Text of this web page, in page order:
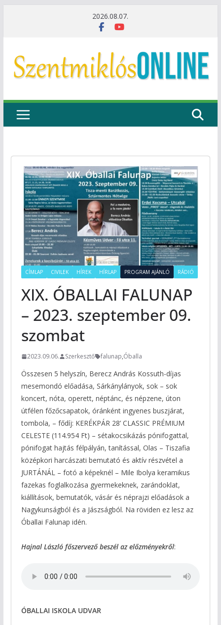
2026.08.07.
CÍMLAP CIVILEK HÍREK HÍRLAP PROGRAM AJÁNLÓ RÁDIÓ
XIX. ÓBALLAI FALUNAP
– 2023. szeptember 09.
szombat
2023.09.06. Szerkesztő falunap,Óballa
Összesen 5 helyszín, Berecz András Kossuth-díjas
mesemondó előadása, Sárkánylányok, sok – sok
koncert, nóta, operett, néptánc, és népzene, úton
útfélen főzőcsapatok, óránként ingyenes buszjárat,
tombola, – fődíj: KERÉKPÁR 28’ CLASSIC PRÉMIUM
CELESTE (114.954 Ft) – sétakocsikázás pónifogattal,
pónifogat hajtás félpályán, tanítással, Olas – Tiszafia
középkori harcászati bemutató és aktív részvétel a
JURTÁNÁL – fotó a képeknél – Mile Ibolya keramikus
fazekas foglalkozása gyermekeknek, zarándoklat,
kiállítások, bemutatók, vásár és néprajzi előadások a
Nagykunságból és a Jászságból. Na röviden ez lesz az
Óballai Falunap idén.
Hajnal László főszervező beszél az előzményekről:
ÓBALLAI ISKOLA UDVAR